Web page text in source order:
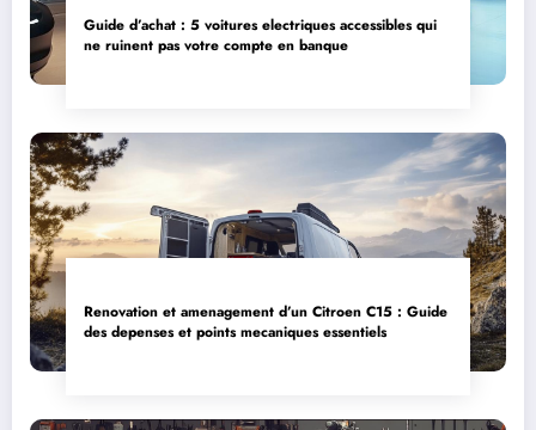
Guide d’achat : 5 voitures electriques accessibles qui
ne ruinent pas votre compte en banque
Renovation et amenagement d’un Citroen C15 : Guide
des depenses et points mecaniques essentiels